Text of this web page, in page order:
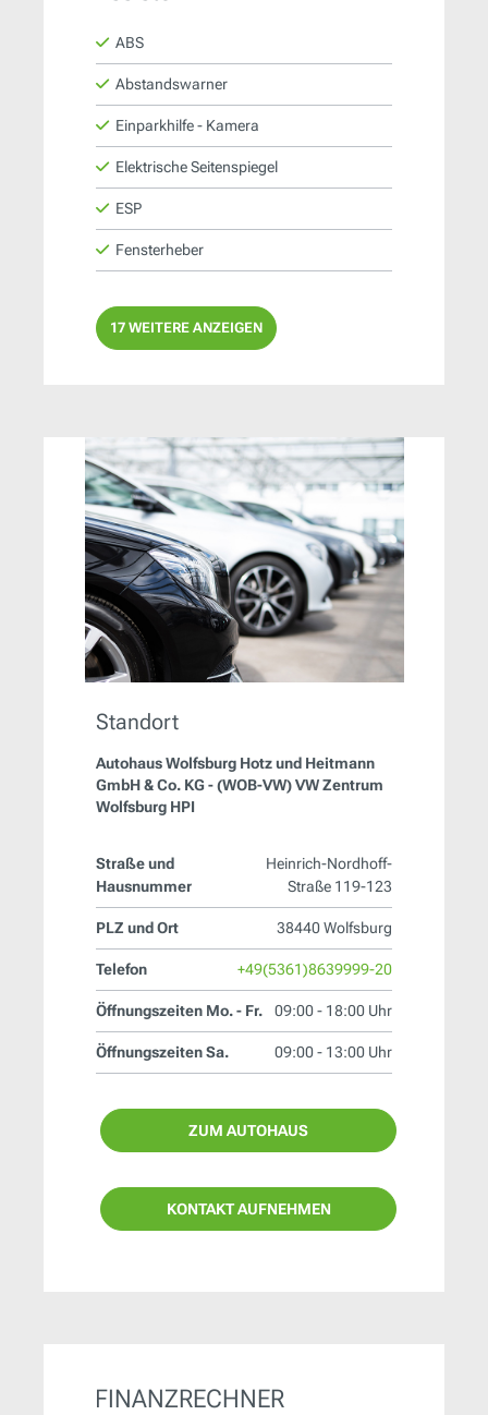
ABS
Abstandswarner
Einparkhilfe - Kamera
Elektrische Seitenspiegel
ESP
Fensterheber
17 WEITERE ANZEIGEN
Standort
Autohaus Wolfsburg Hotz und Heitmann
GmbH & Co. KG - (WOB-VW) VW Zentrum
Wolfsburg HPI
Straße und
Hausnummer
Heinrich-Nordhoff-
Straße 119-123
PLZ und Ort 38440 Wolfsburg
Telefon +49(5361)8639999-20
Öffnungszeiten Mo. - Fr. 09:00 - 18:00 Uhr
Öffnungszeiten Sa. 09:00 - 13:00 Uhr
ZUM AUTOHAUS
KONTAKT AUFNEHMEN
FINANZRECHNER